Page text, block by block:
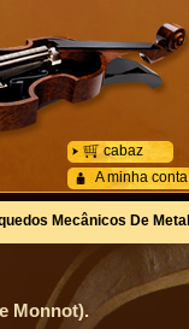
A minha conta
cabaz
Mecânicos De Metal
Monnot).